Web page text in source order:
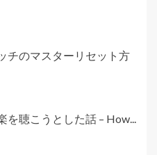
チのマスターリセット方
を聴こうとした話 – How...